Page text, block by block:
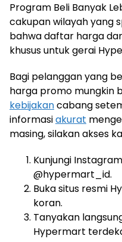
Program Beli Banyak
cakupan wilayah yang
bahwa daftar harga
khusus untuk gerai
Bagi pelanggan yang
harga promo mungkin
kebijakancabang
informasiakurat
masing, silakan akses
Kunjungi
@hypermart_id.
Buka situs resmi
koran.
Tanyakan
Hypermart